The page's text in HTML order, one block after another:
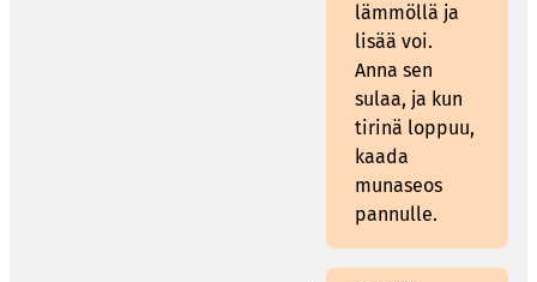
lämmöllä ja
lisää voi.
Anna sen
sulaa, ja kun
tirinä loppuu,
kaada
munaseos
pannulle.